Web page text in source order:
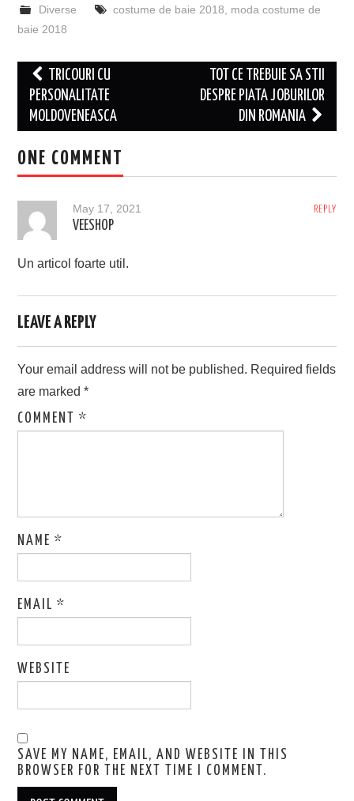
Diverse costume de baie 2018
moda costume de
baie 2018
Post
navigation
TRICOURI CU
PERSONALITATE
MOLDOVENEASCA
TOT CE TREBUIE SA STII
DESPRE PIATA JOBURILOR
DIN ROMANIA
ONE COMMENT
REPLY
May 17, 2021
VEESHOP
Un articol foarte util.
LEAVE A REPLY
Your email address will not be published. Required fields
are marked*
COMMENT*
NAME*
EMAIL*
WEBSITE
SAVE MY NAME, EMAIL, AND WEBSITE IN THIS
BROWSER FOR THE NEXT TIME I COMMENT.